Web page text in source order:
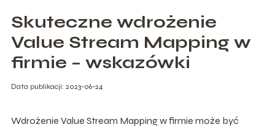
Skuteczne wdrożenie
Value Stream Mapping w
firmie – wskazówki
Data publikacji: 2023-06-24
Wdrożenie Value Stream Mapping w firmie może być